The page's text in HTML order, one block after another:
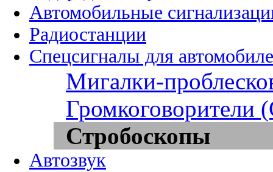
Автомобильные
Радиостанции
Спецсигналы для
Мигалки-
Громкоговорители
Стробоскопы
Автозвук